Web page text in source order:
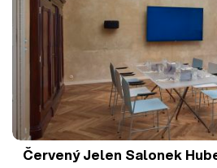
Červený Jelen Salonek